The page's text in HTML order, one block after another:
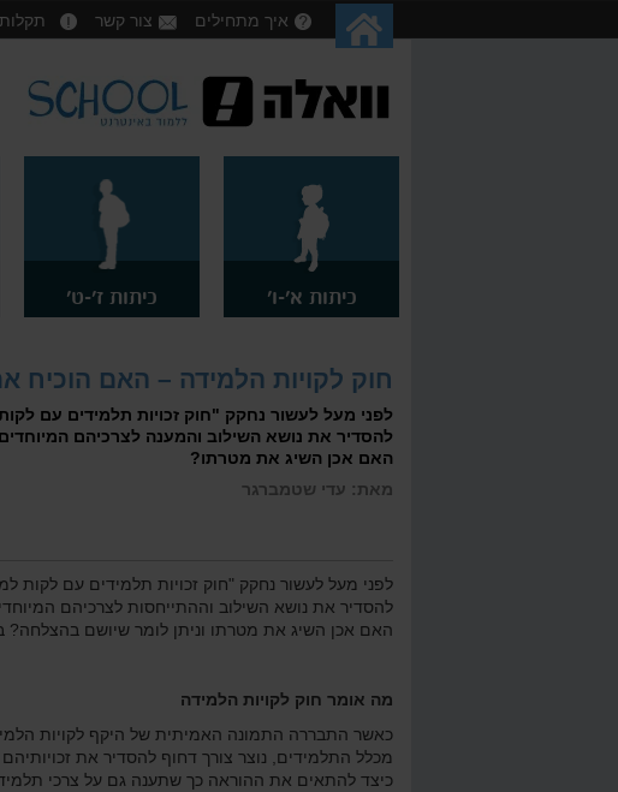
איך מתחילים צור קשר
כיתות א'-ו' כיתות ז'-ט'
חוק לקויות הלמידה – האם הוכיח
לפני מעל לעשור נחקק "חוק זכויות תלמידים עם
להסדיר את נושא השילוב והמענה לצרכיהם
האם אכן השיג את מטרתו?
מאת: עדי שטמברגר
לפני מעל לעשור נחקק "חוק זכויות תלמידים עם לקות
להסדיר את נושא השילוב וההתייחסות לצרכיהם
האם אכן השיג את מטרתו וניתן לומר שיושם בהצלחה?
מה אומר חוק לקויות הלמידה
מכלל התלמידים, נוצר צורך דחוף להסדיר את
כיצד להתאים את ההוראה כך שתענה גם על צרכי